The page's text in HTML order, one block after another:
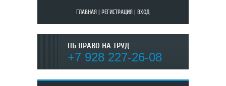
ГЛАВНАЯ РЕГИСТРАЦИЯ ВХОД
ПБ ПРАВО НА ТРУД
+7 928 227-26-08